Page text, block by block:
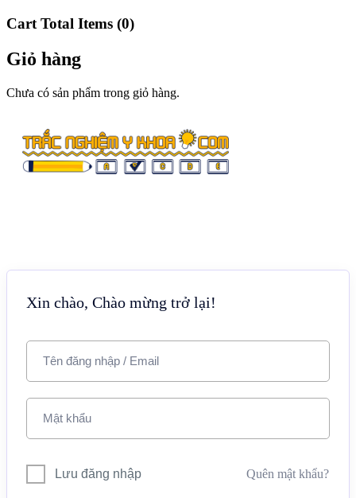
Cart Total Items (0)
Giỏ hàng
Chưa có sản phẩm trong giỏ hàng.
Xin chào, Chào mừng trở lại!
Lưu đăng nhập Quên mật khẩu?